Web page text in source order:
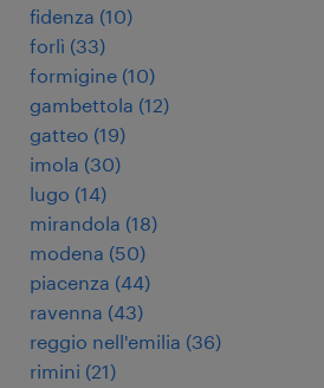
fidenza (10)
forlì (33)
formigine (10)
gambettola (12)
gatteo (19)
imola (30)
lugo (14)
mirandola (18)
modena (50)
piacenza (44)
ravenna (43)
reggio nell'emilia (36)
rimini (21)